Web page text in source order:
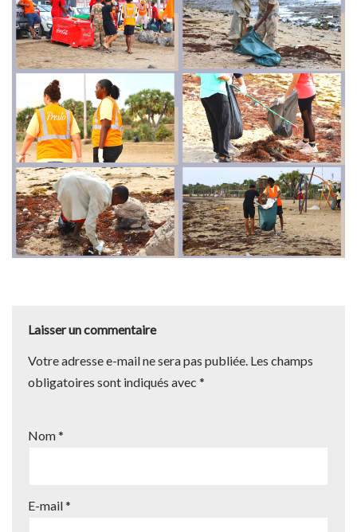
Laisser un commentaire
Votre adresse e-mail ne sera pas publiée. Les champs
obligatoires sont indiqués avec *
Nom*
E-mail*